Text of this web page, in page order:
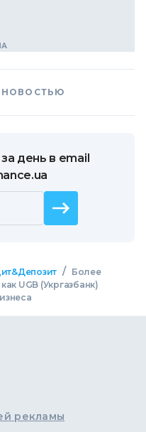
НОВОСТЬЮ
день в email
/
Более
UGB (Укргазбанк)
рекламы